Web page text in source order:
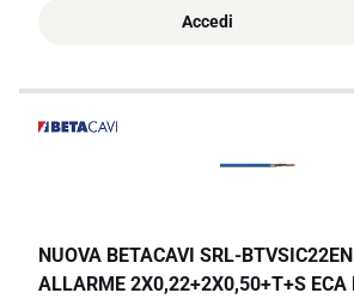
Accedi
NUOVA BETACAVI SRL-
ALLARME 2X0,22+2X0,50+T+S ECA